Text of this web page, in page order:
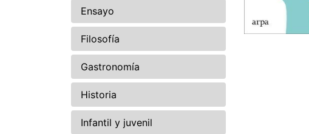
Ensayo
Filosofía
Gastronomía
Historia
Infantil y juvenil